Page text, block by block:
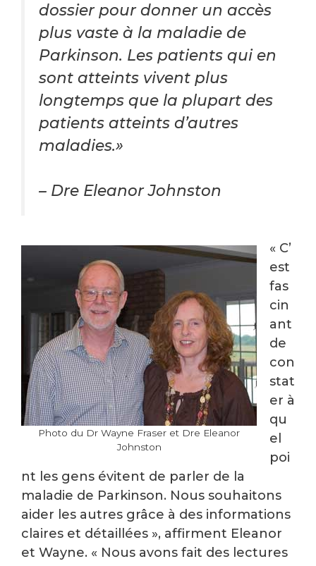
dossier pour donner un accès
plus vaste à la maladie de
Parkinson. Les patients qui en
sont atteints vivent plus
longtemps que la plupart des
patients atteints d’autres
maladies.»
– Dre Eleanor Johnston
Photo du Dr Wayne Fraser et Dre Eleanor
Johnston
« C’
est
fas
cin
ant
de
con
stat
er à
qu
el
poi
nt les gens évitent de parler de la
maladie de Parkinson. Nous souhaitons
aider les autres grâce à des informations
claires et détaillées », affirment Eleanor
et Wayne. « Nous avons fait des lectures